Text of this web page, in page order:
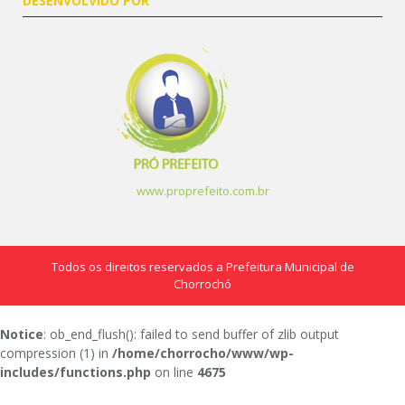
www.proprefeito.com.br
Todos os direitos reservados a Prefeitura Municipal de
Chorrochó
Notice: ob_end_flush(): failed to send buffer of zlib output
compression (1) in /home/chorrocho/www/wp-
includes/functions.php on line 4675